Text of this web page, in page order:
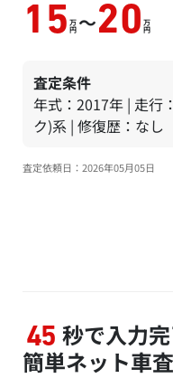
15 万
円 ～20 万
円
査定条件
年式：2017年 | 走行
ク)系 | 修復歴：なし
査定依頼日：2026年05月05日
45 秒で入力完
簡単ネット車